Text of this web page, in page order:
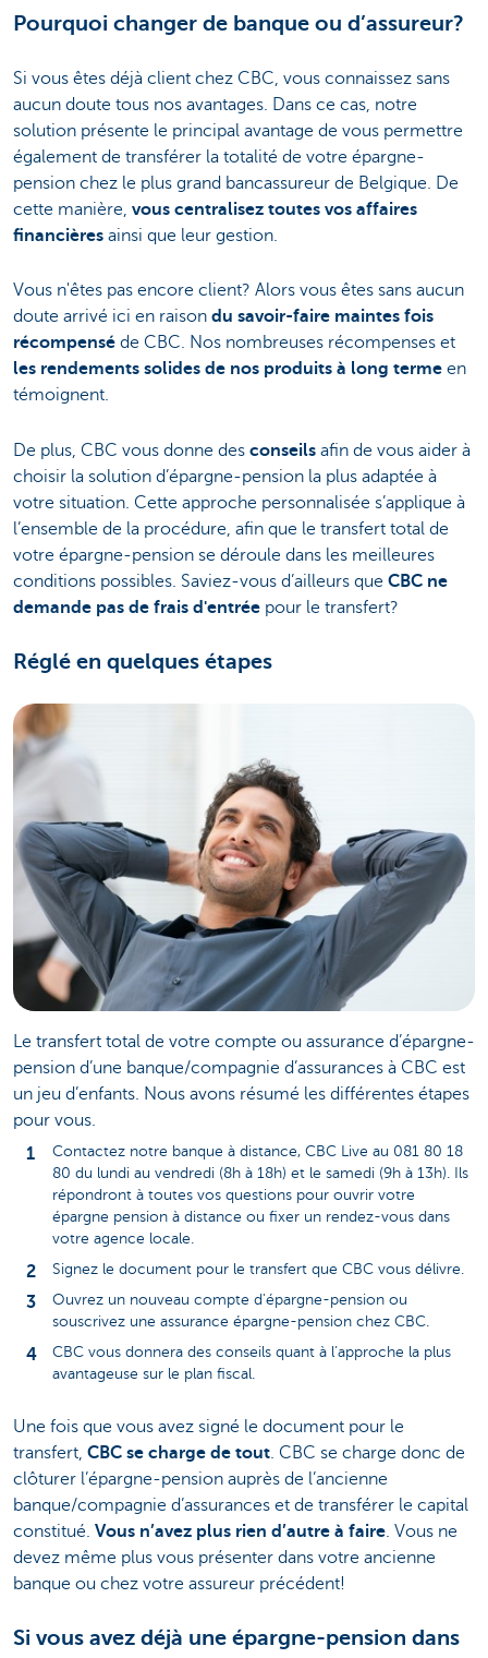
Pourquoi changer de banque ou d’assureur?
Si vous êtes déjà client chez CBC, vous connaissez sans
aucun doute tous nos avantages. Dans ce cas, notre
solution présente le principal avantage de vous permettre
également de transférer la totalité de votre épargne-
pension chez le plus grand bancassureur de Belgique. De
cette manière, vous centralisez toutes vos affaires
financières ainsi que leur gestion.
Vous n'êtes pas encore client? Alors vous êtes sans aucun
doute arrivé ici en raison du savoir-faire maintes fois
récompensé de CBC. Nos nombreuses récompenses et
les rendements solides de nos produits à long terme en
témoignent.
De plus, CBC vous donne des conseils afin de vous aider à
choisir la solution d’épargne-pension la plus adaptée à
votre situation. Cette approche personnalisée s’applique à
l’ensemble de la procédure, afin que le transfert total de
votre épargne-pension se déroule dans les meilleures
conditions possibles. Saviez-vous d’ailleurs que CBC ne
demande pas de frais d'entrée pour le transfert?
Réglé en quelques étapes
Le transfert total de votre compte ou assurance d’épargne-
pension d’une banque/compagnie d’assurances à CBC est
un jeu d’enfants. Nous avons résumé les différentes étapes
pour vous.
Contactez notre banque à distance, CBC Live au 081 80 18
80 du lundi au vendredi (8h à 18h) et le samedi (9h à 13h). Ils
répondront à toutes vos questions pour ouvrir votre
épargne pension à distance ou fixer un rendez-vous dans
votre agence locale.
Signez le document pour le transfert que CBC vous délivre.
Ouvrez un nouveau compte d'épargne-pension ou
souscrivez une assurance épargne-pension chez CBC.
CBC vous donnera des conseils quant à l’approche la plus
avantageuse sur le plan fiscal.
Une fois que vous avez signé le document pour le
transfert, CBC se charge de tout. CBC se charge donc de
clôturer l’épargne-pension auprès de l’ancienne
banque/compagnie d’assurances et de transférer le capital
constitué. Vous n’avez plus rien d’autre à faire. Vous ne
devez même plus vous présenter dans votre ancienne
banque ou chez votre assureur précédent!
Si vous avez déjà une épargne-pension dans